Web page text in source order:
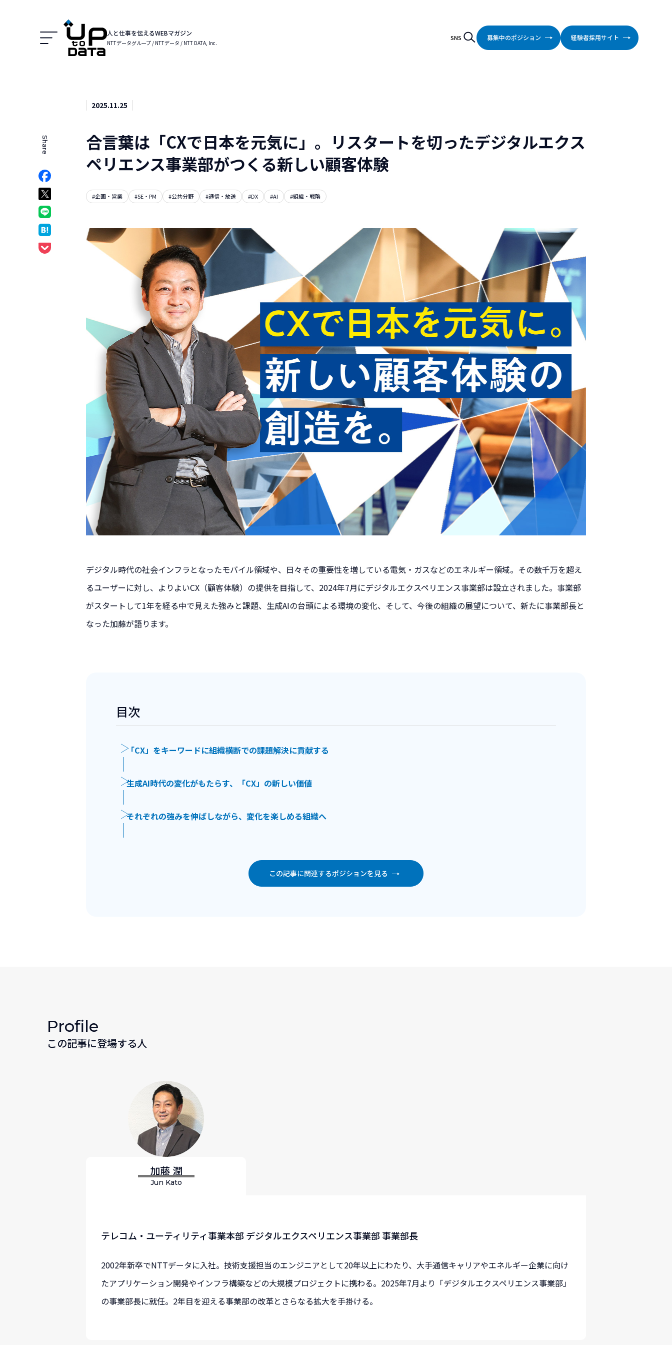
人と仕事を伝えるWEBマガジン
NTTデータグループ / NTTデータ / NTT DATA, Inc.
Menu
SNS 検索
Search
募集中のポジション 経験者採用サイト
2025.11.25
合言葉は「CXで日本を元気に」。リスタートを切ったデジタルエクス
ペリエンス事業部がつくる新しい顧客体験
#企画・営業 #SE・PM #公共分野 #通信・放送 #DX #AI #組織・戦略
Share
Xでシェア
はてなブックマークでシェア
Pocketでシェア
デジタル時代の社会インフラとなったモバイル領域や、日々その重要性を増している電気・ガスなどのエネルギー領域。その数千万を超え
るユーザーに対し、よりよいCX（顧客体験）の提供を目指して、2024年7月にデジタルエクスペリエンス事業部は設立されました。事業部
がスタートして1年を経る中で見えた強みと課題、生成AIの台頭による環境の変化、そして、今後の組織の展望について、新たに事業部長と
なった加藤が語ります。
目次
「CX」をキーワードに組織横断での課題解決に貢献する
生成AI時代の変化がもたらす、「CX」の新しい価値
それぞれの強みを伸ばしながら、変化を楽しめる組織へ
この記事に関連するポジションを見る
Profile
この記事に登場する人
加藤 潤
Jun Kato
テレコム・ユーティリティ事業本部 デジタルエクスペリエンス事業部 事業部長
2002年新卒でNTTデータに入社。技術支援担当のエンジニアとして20年以上にわたり、大手通信キャリアやエネルギー企業に向け
たアプリケーション開発やインフラ構築などの大規模プロジェクトに携わる。2025年7月より「デジタルエクスペリエンス事業部」
の事業部長に就任。2年目を迎える事業部の改革とさらなる拡大を手掛ける。
ークでシェア